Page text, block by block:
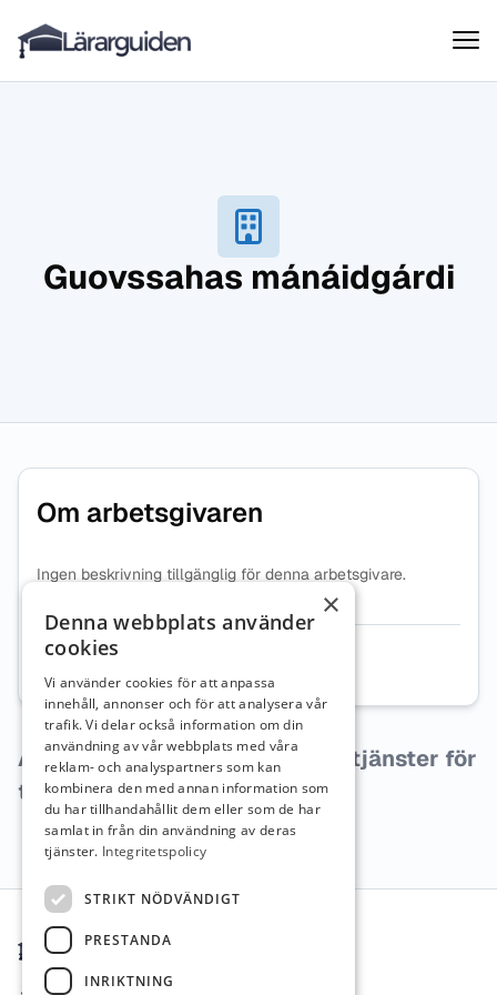
Hoppa till innehåll
Lärarguiden
Guovssahas mánáidgárdi
Om arbetsgivaren
Ingen beskrivning tillgänglig för denna arbetsgivare.
Telefon
Arbetsgivaren har inga lediga tjänster för
tillfället.
Sidfot
×
Denna webbplats använder
cookies
Vi använder cookies för att anpassa
innehåll, annonser och för att analysera vår
trafik. Vi delar också information om din
användning av vår webbplats med våra
reklam- och analyspartners som kan
kombinera den med annan information som
du har tillhandahållit dem eller som de har
samlat in från din användning av deras
tjänster. Integritetspolicy
STRIKT NÖDVÄNDIGT
PRESTANDA
INRIKTNING